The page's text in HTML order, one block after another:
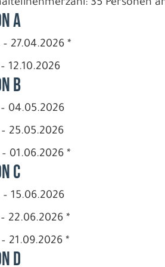
35 Personen
A
– 27.04.2026 *
12.10.2026
B
04.05.2026
25.05.2026
01.06.2026 *
C
15.06.2026
22.06.2026 *
– 21.09.2026 *
D